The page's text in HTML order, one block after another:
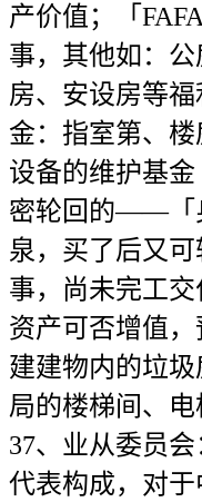
产价值；「
事，其他如：
房、安设房等
金：指室第、
设备的维护基
密轮回的——「
泉，买了后又
事，尚未完工
资产可否增值，
建建物内的垃
局的楼梯间、
37、业从委员
代表构成，对